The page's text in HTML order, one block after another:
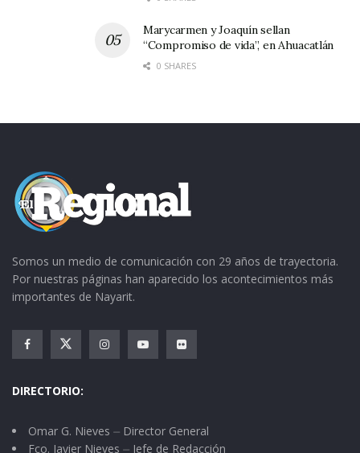
Marycarmen y Joaquín sellan
“Compromiso de vida”, en Ahuacatlán
0 SHARES
Somos un medio de comunicación con 29 años de trayectoria.
Por nuestras páginas han aparecido los acontecimientos más
importantes de Nayarit.
DIRECTORIO:
Omar G. Nieves ⏤ Director General
Fco. Javier Nieves ⏤ Jefe de Redacción